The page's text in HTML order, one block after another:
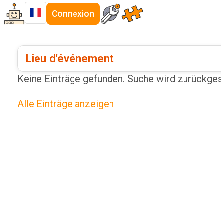
Connexion
Lieu d'événement
Keine Einträge gefunden. Suche wird
Alle Einträge anzeigen